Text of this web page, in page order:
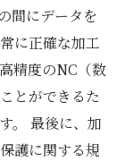
間にデータを
に正確な加工
精度のNC（数
とができるた
。 最後に、加
護に関する規